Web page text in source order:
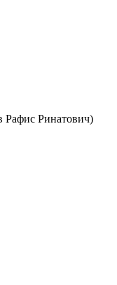
Ринатович)